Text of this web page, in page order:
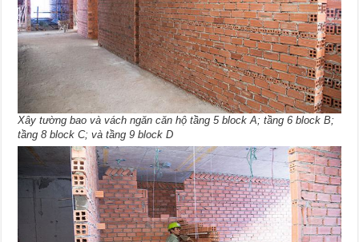
Xây tường bao và vách ngăn căn hộ tầng 5 block A; tầng 6 block B;
tầng 8 block C; và tầng 9 block D